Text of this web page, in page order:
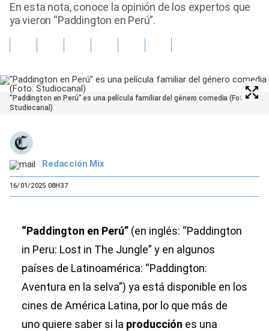
Vida Laboral
En esta nota, conoce la opinión de los expertos que
ya vieron “Paddington en Perú”.
"Paddington en Perú" es una película familiar del género comedia (Foto:
Studiocanal)
Redacción Mix
16/01/2025 08H37
“Paddington en Perú” (en inglés: “Paddington
in Peru: Lost in The Jungle” y en algunos
países de Latinoamérica: “Paddington:
Aventura en la selva”) ya está disponible en los
cines de América Latina, por lo que más de
uno quiere saber si la producción es una